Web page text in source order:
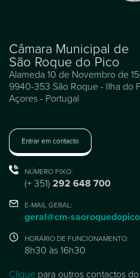
Câmara Municipal de
São Roque do Pico
Alameda 10 de Novembro de
9940-353 São Roque - Ilha do
Açores - Portugal
Entrar em contacto
NÚMERO FIXO:
(+ 351) 292 648 700
E-MAIL GERAL:
geral@cm-
HORÁRIO DE FUNCIONAMENTO:
8h30 às 16h30
Clique para outros contactos